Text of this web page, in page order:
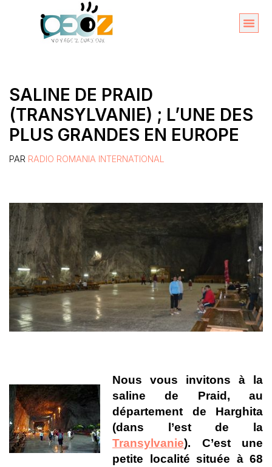
SALINE DE PRAID
(TRANSYLVANIE) ; L’UNE DES
PLUS GRANDES EN EUROPE
PAR RADIO ROMANIA INTERNATIONAL
Nous vous invitons à la
saline de Praid, au
département de Harghita
(dans l’est de la
Transylvanie). C’est une
petite localité située à 68